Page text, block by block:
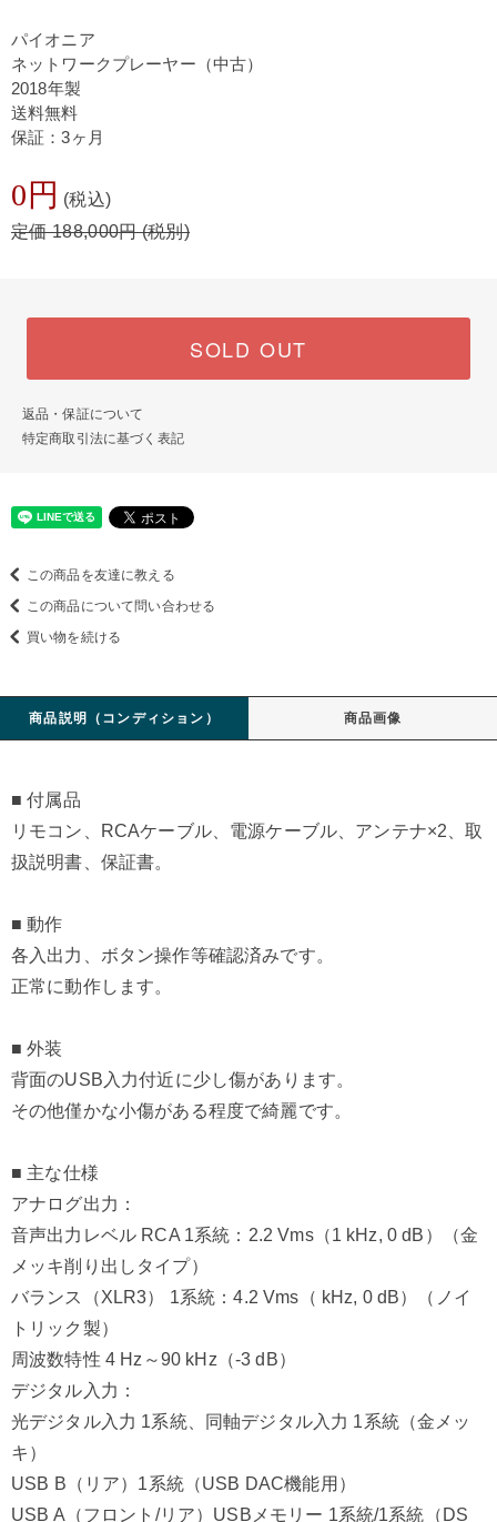
パイオニア
ネットワークプレーヤー（中古）
2018年製
送料無料
保証：3ヶ月
0円 (税込)
定価 188,000円 (税別)
SOLD OUT
返品・保証について
特定商取引法に基づく表記
この商品を友達に教える
この商品について問い合わせる
買い物を続ける
商品説明（コンディション） 商品画像
■ 付属品
リモコン、RCAケーブル、電源ケーブル、アンテナ×2、取
扱説明書、保証書。
■ 動作
各入出力、ボタン操作等確認済みです。
正常に動作します。
■ 外装
背面のUSB入力付近に少し傷があります。
その他僅かな小傷がある程度で綺麗です。
■ 主な仕様
アナログ出力：
音声出力レベル RCA 1系統：2.2 Vms（1 kHz, 0 dB）（金
メッキ削り出しタイプ）
バランス（XLR3） 1系統：4.2 Vms（ kHz, 0 dB）（ノイ
トリック製）
周波数特性 4 Hz～90 kHz（-3 dB）
デジタル入力：
光デジタル入力 1系統、同軸デジタル入力 1系統（金メッ
キ）
USB B（リア）1系統（USB DAC機能用）
USB A（フロント/リア）USBメモリー 1系統/1系統（DS